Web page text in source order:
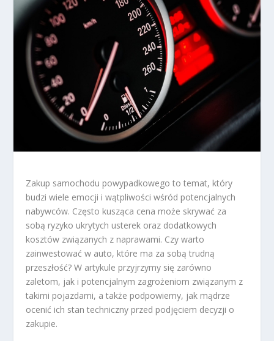
Zakup samochodu powypadkowego to temat, który
budzi wiele emocji i wątpliwości wśród potencjalnych
nabywców. Często kusząca cena może skrywać za
sobą ryzyko ukrytych usterek oraz dodatkowych
kosztów związanych z naprawami. Czy warto
zainwestować w auto, które ma za sobą trudną
przeszłość? W artykule przyjrzymy się zarówno
zaletom, jak i potencjalnym zagrożeniom związanym z
takimi pojazdami, a także podpowiemy, jak mądrze
ocenić ich stan techniczny przed podjęciem decyzji o
zakupie.